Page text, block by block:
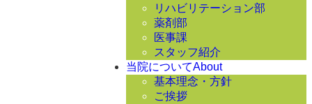
リハビリテーション部
薬剤部
医事課
スタッフ紹介
当院についてAbout
基本理念・方針
ご挨拶